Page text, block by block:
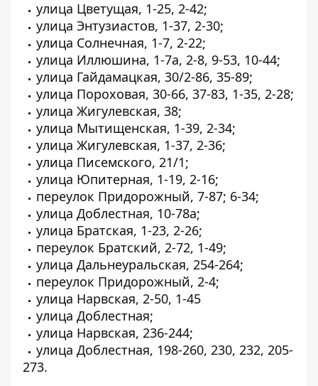
улица Цветущая, 1-25, 2-42;
улица Энтузиастов, 1-37, 2-30;
улица Солнечная, 1-7, 2-22;
улица Иллюшина, 1-7а, 2-8, 9-53, 10-44;
улица Гайдамацкая, 30/2-86, 35-89;
улица Пороховая, 30-66, 37-83, 1-35, 2-28;
улица Жигулевская, 38;
улица Мытищенская, 1-39, 2-34;
улица Жигулевская, 1-37, 2-36;
улица Писемского, 21/1;
улица Юпитерная, 1-19, 2-16;
переулок Придорожный, 7-87; 6-34;
улица Доблестная, 10-78а;
улица Братская, 1-23, 2-26;
переулок Братский, 2-72, 1-49;
улица Дальнеуральская, 254-264;
переулок Придорожный, 2-4;
улица Нарвская, 2-50, 1-45
улица Доблестная;
улица Нарвская, 236-244;
улица Доблестная, 198-260, 230, 232, 205-
273.